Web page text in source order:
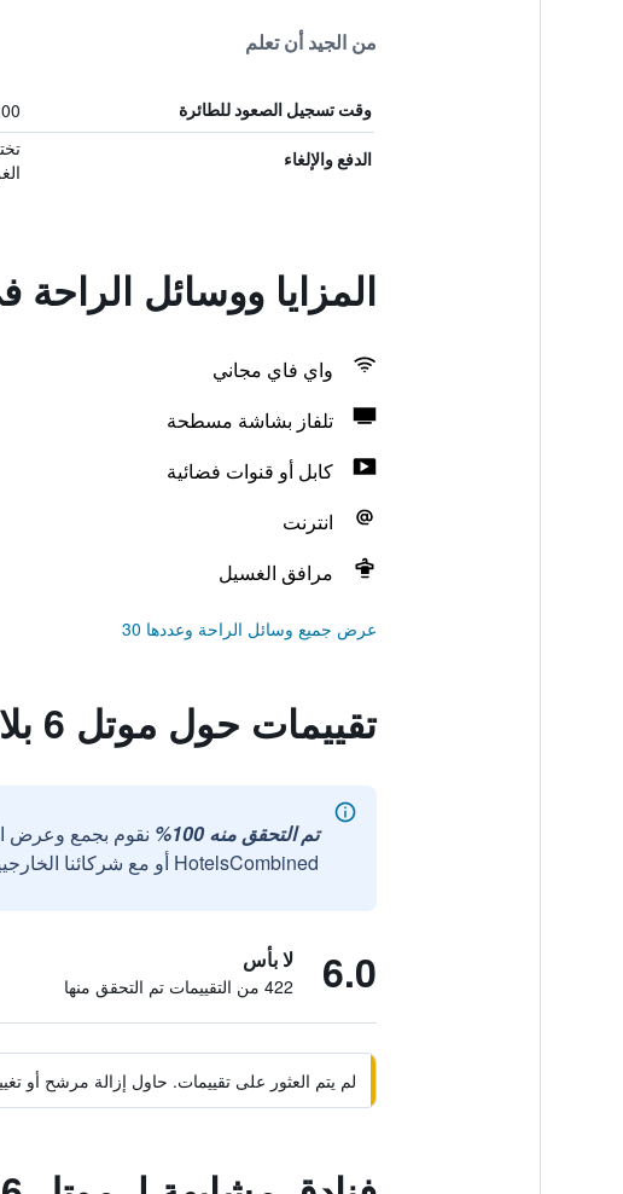
من الجيد أن تعلم
وقت تسجيل الصعود للطائرة
الدفع والإلغاء
المزايا ووسائل الراحة في موتل 6 بلانو،
واي فاي مجاني
تلفاز بشاشة مسطحة
كابل أو قنوات فضائية
انترنت
مرافق الغسيل
عرض جميع وسائل الراحة وعددها 30
تقييمات حول موتل 6 بلانو، تكساس - ويست - فريسكو
تم التحقق منه 100%
نقوم بجمع وعرض
HotelsCombined أو مع شركائنا الخارجيين الموثوقين.
6.0 لا بأس
422 من التقييمات تم التحقق منها
لم يتم العثور على تقييمات. حاول إزالة مرشح أو